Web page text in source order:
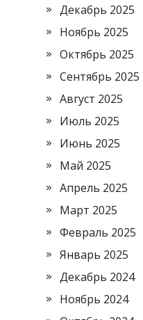
Декабрь 2025
Ноябрь 2025
Октябрь 2025
Сентябрь 2025
Август 2025
Июль 2025
Июнь 2025
Май 2025
Апрель 2025
Март 2025
Февраль 2025
Январь 2025
Декабрь 2024
Ноябрь 2024